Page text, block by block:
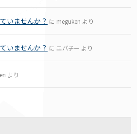
いませんか？ に meguken より
いませんか？ に エパチー より
より